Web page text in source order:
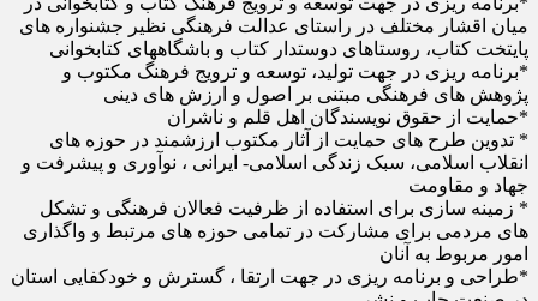
میان اقشار مختلف در راستای عدالت فرهنگی نظیر جشنواره های
پایتخت کتاب، روستاهای دوستدار کتاب و باشگاههای کتابخوانی
*برنامه ریزی در جهت تولید، توسعه و ترویج فرهنگ مکتوب و
پژوهش های فرهنگی مبتنی بر اصول و ارزش های دینی
*حمایت از حقوق نویسندگان اهل قلم و ناشران
* تدوین طرح های حمایت از آثار مکتوب ارزشمند در حوزه های
انقلاب اسلامی، سبک زندگی اسلامی- ایرانی ، نوآوری و پیشرفت و
جهاد و مقاومت
* زمینه سازی برای استفاده از ظرفیت فعالان فرهنگی و تشکل
های مردمی برای مشارکت در تمامی حوزه های مرتبط و واگذاری
امور مربوط به آنان
*طراحی و برنامه ریزی در جهت ارتقا ، گسترش و خودکفایی استان